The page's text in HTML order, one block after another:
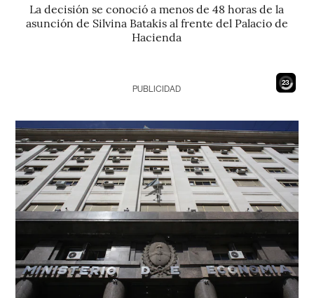
La decisión se conoció a menos de 48 horas de la
asunción de Silvina Batakis al frente del Palacio de
Hacienda
22
PUBLICIDAD